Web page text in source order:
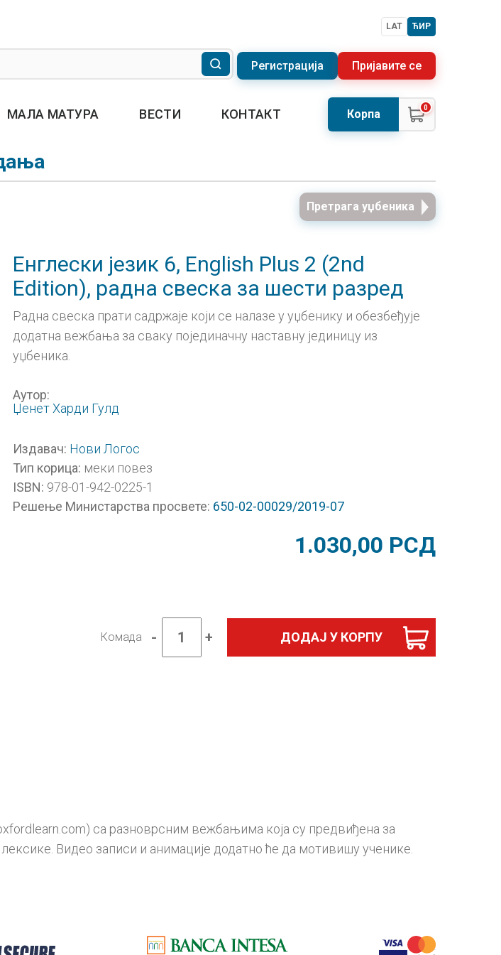
LAT ЋИР
Регистрација Пријавите се
МАЛА МАТУРА ВЕСТИ КОНТАКТ Корпа 0
Претрага уџбеника
Енглески језик 6, English Plus 2 (2nd
Edition), радна свеска за шести разред
Радна свеска прати садржаје који се налазе у уџбенику и обезбеђује
додатна вежбања за сваку појединачну наставну јединицу из
уџбеника.
Аутор:
Џенет Харди Гулд
Издавач: Нови Логос
Тип корица: меки повез
ISBN: 978-01-942-0225-1
Решење Министарства просвете: 650-02-00029/2019-07
1.030,00 РСД
Комада -
Енглески
језик
+ ДОДАЈ У КОРПУ
са разноврсним вежбањима која су предвиђена за
Видео записи и анимације додатно ће да мотивишу ученике.